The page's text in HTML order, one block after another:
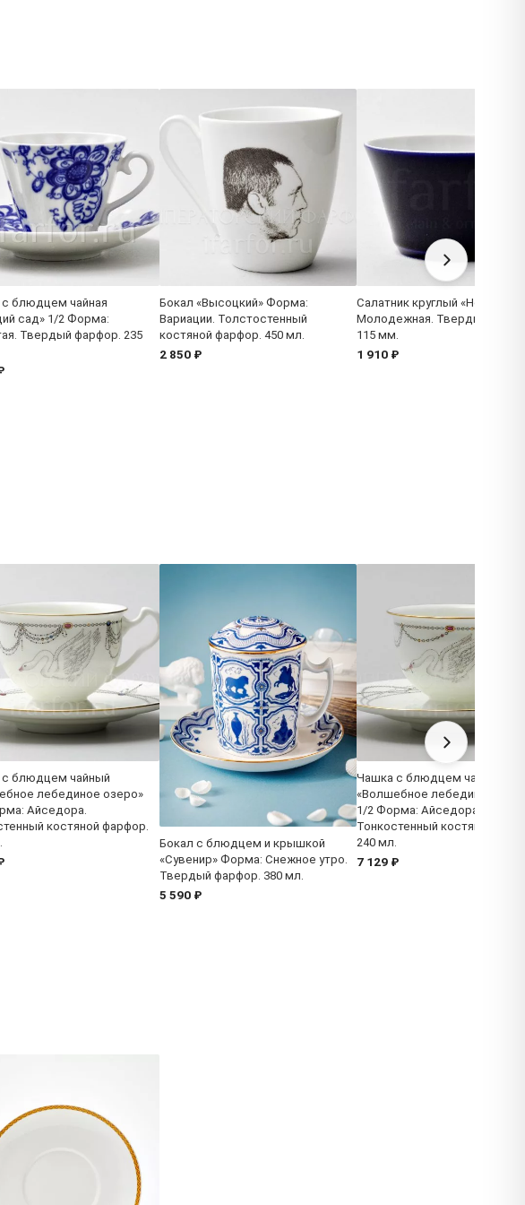
блюдцем чайная
сад» 1/2 Форма:
Твердый фарфор. 235
Бокал «Высоцкий» Форма:
Вариации. Толстостенный
костяной фарфор. 450 мл.
2 850 ₽
Салатник круглый «Ночь»
Молодежная. Твердый
115 мм.
1 910 ₽
блюдцем чайный
лебединое озеро»
Айседора.
костяной фарфор.
Бокал с блюдцем и крышкой
«Сувенир» Форма: Снежное утро.
Твердый фарфор. 380 мл.
5 590 ₽
Чашка с блюдцем чайная
«Волшебное лебединое
1/2 Форма: Айседора.
Тонкостенный костяной
240 мл.
7 129 ₽